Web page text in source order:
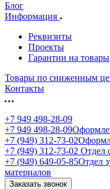
Блог
Информация
Реквизиты
Проекты
Гарантии на товары
Товары по сниженным
Контакты
+7 949 498-28-09
+7 949 498-28-09
+7 (949) 312-73-02
+7 (949) 312-73-02 Отдел
+7 (949) 649-05-85Отдел
материалов
Заказать звонок